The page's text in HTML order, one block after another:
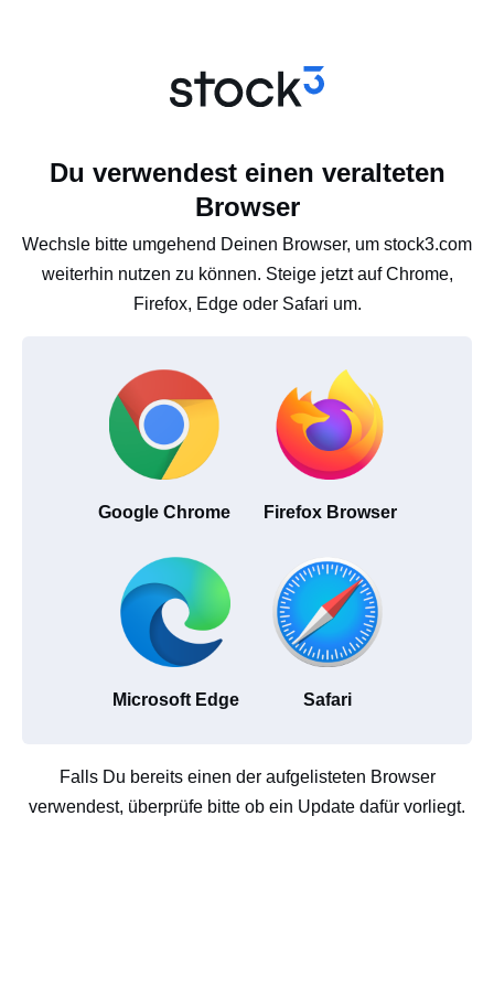
Du verwendest einen veralteten
Browser
Wechsle bitte umgehend Deinen Browser, um stock3.com
weiterhin nutzen zu können. Steige jetzt auf Chrome,
Firefox, Edge oder Safari um.
Google Chrome Firefox Browser
Microsoft Edge Safari
Falls Du bereits einen der aufgelisteten Browser
verwendest, überprüfe bitte ob ein Update dafür vorliegt.